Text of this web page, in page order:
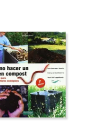
Rápido